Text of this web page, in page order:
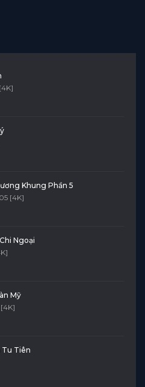
Khung Phần 5
[4K]
Ngoại
Mỹ
Tu Tiên